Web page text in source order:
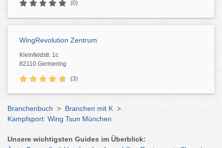
(0)
WingRevolution Zentrum
Kleinfeldstr. 1c
82110 Germering
(3)
Branchenbuch > Branchen mit K >
Kampfsport: Wing Tsun München
Unsere wichtigsten Guides im Überblick: